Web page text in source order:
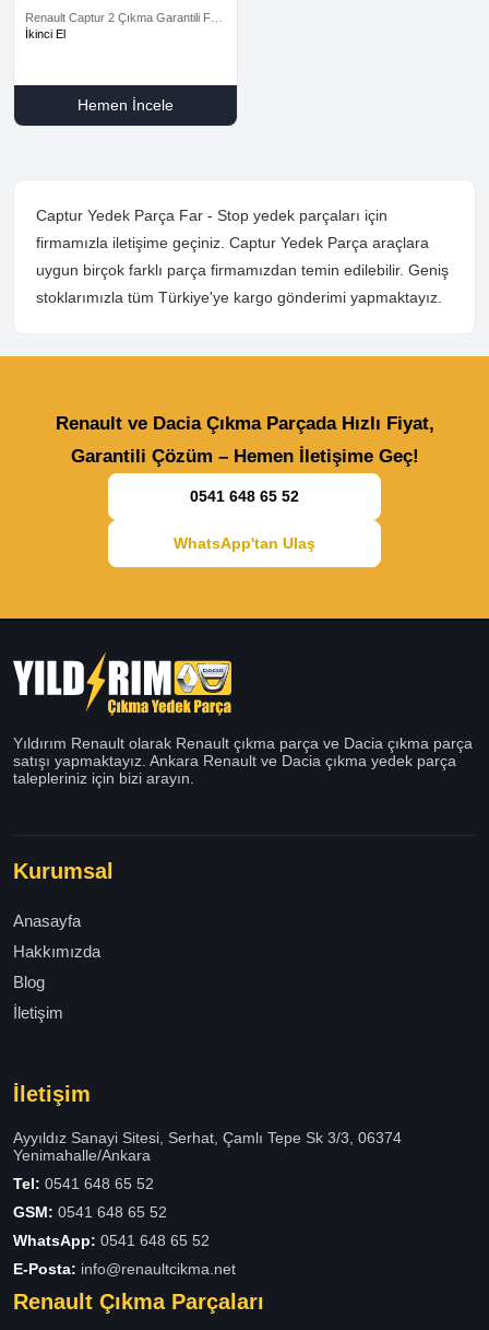
Renault Captur 2 Çıkma Garantili Far
Ayar Beyni Muayyer
İkinci El
Hemen İncele
Captur Yedek Parça Far - Stop yedek parçaları için
firmamızla iletişime geçiniz. Captur Yedek Parça araçlara
uygun birçok farklı parça firmamızdan temin edilebilir. Geniş
stoklarımızla tüm Türkiye'ye kargo gönderimi yapmaktayız.
Renault ve Dacia Çıkma Parçada Hızlı Fiyat,
Garantili Çözüm – Hemen İletişime Geç!
0541 648 65 52
WhatsApp'tan Ulaş
Yıldırım Renault olarak Renault çıkma parça ve Dacia çıkma parça
satışı yapmaktayız. Ankara Renault ve Dacia çıkma yedek parça
talepleriniz için bizi arayın.
Kurumsal
Anasayfa
Hakkımızda
Blog
İletişim
İletişim
Ayyıldız Sanayi Sitesi, Serhat, Çamlı Tepe Sk 3/3, 06374
Yenimahalle/Ankara
Tel: 0541 648 65 52
GSM: 0541 648 65 52
WhatsApp: 0541 648 65 52
E-Posta: info@renaultcikma.net
Renault Çıkma Parçaları